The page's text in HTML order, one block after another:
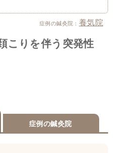
症例の鍼灸院： 養気院
こりを伴う突発性
症例の鍼灸院